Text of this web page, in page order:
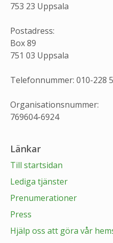
753 23 Uppsala
Postadress:
Box 89
751 03 Uppsala
Telefonnummer: 010-228
Organisationsnummer:
769604-6924
Länkar
Till startsidan
Lediga tjänster
Prenumerationer
Press
Hjälp oss att göra vår